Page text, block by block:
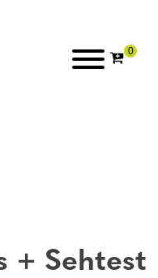
+ Sehtest